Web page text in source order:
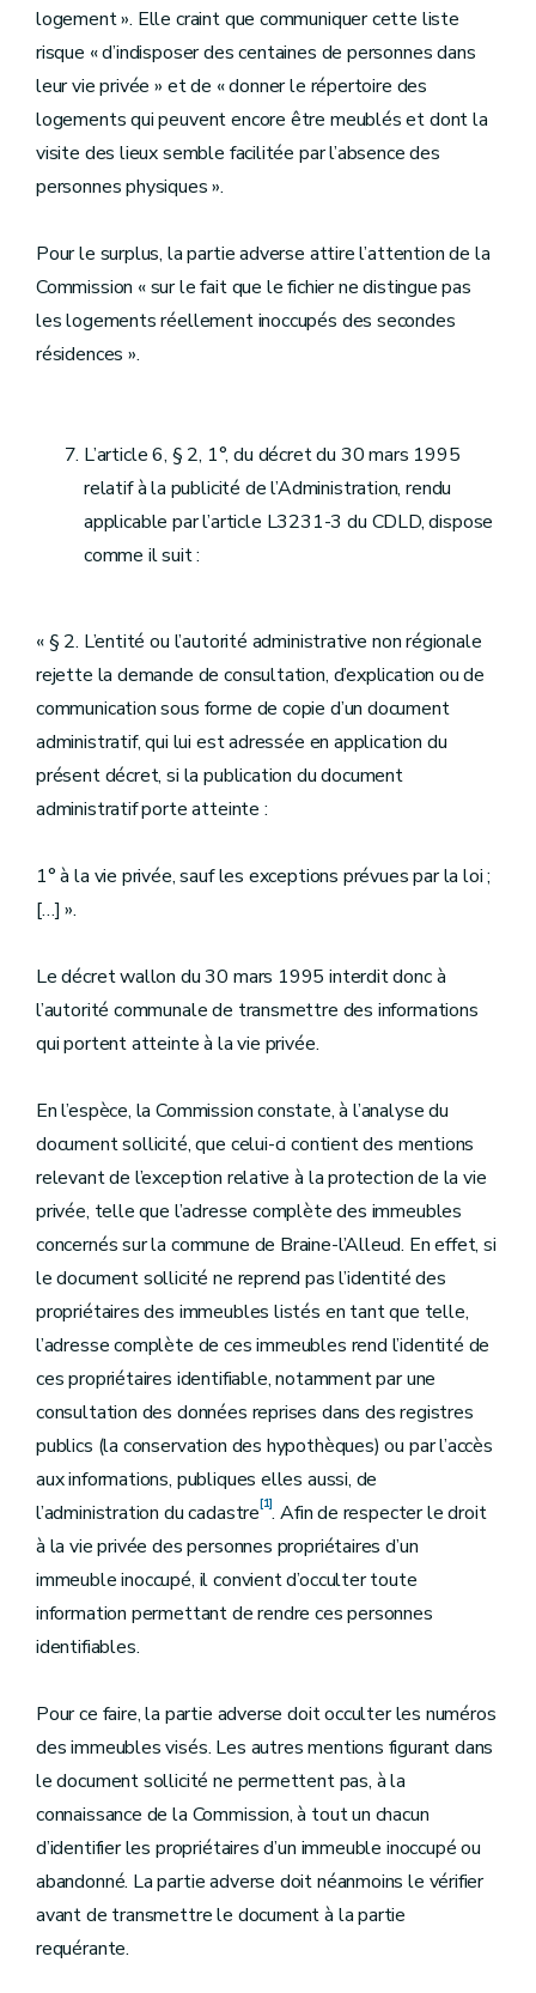
logement ». Elle craint que communiquer cette liste
risque « d’indisposer des centaines de personnes dans
leur vie privée » et de « donner le répertoire des
logements qui peuvent encore être meublés et dont la
visite des lieux semble facilitée par l’absence des
personnes physiques ».
Pour le surplus, la partie adverse attire l’attention de la
Commission « sur le fait que le fichier ne distingue pas
les logements réellement inoccupés des secondes
résidences ».
L’article 6, § 2, 1°, du décret du 30 mars 1995
relatif à la publicité de l’Administration, rendu
applicable par l’article L3231-3 du CDLD, dispose
comme il suit :
« § 2. L’entité ou l’autorité administrative non régionale
rejette la demande de consultation, d’explication ou de
communication sous forme de copie d’un document
administratif, qui lui est adressée en application du
présent décret, si la publication du document
administratif porte atteinte :
1° à la vie privée, sauf les exceptions prévues par la loi ;
[…] ».
Le décret wallon du 30 mars 1995 interdit donc à
l’autorité communale de transmettre des informations
qui portent atteinte à la vie privée.
En l’espèce, la Commission constate, à l’analyse du
document sollicité, que celui-ci contient des mentions
relevant de l’exception relative à la protection de la vie
privée, telle que l’adresse complète des immeubles
concernés sur la commune de Braine-l’Alleud. En effet, si
le document sollicité ne reprend pas l’identité des
propriétaires des immeubles listés en tant que telle,
l’adresse complète de ces immeubles rend l’identité de
ces propriétaires identifiable, notamment par une
consultation des données reprises dans des registres
publics (la conservation des hypothèques) ou par l’accès
aux informations, publiques elles aussi, de
l’administration du cadastre[1]. Afin de respecter le droit
à la vie privée des personnes propriétaires d’un
immeuble inoccupé, il convient d’occulter toute
information permettant de rendre ces personnes
identifiables.
Pour ce faire, la partie adverse doit occulter les numéros
des immeubles visés. Les autres mentions figurant dans
le document sollicité ne permettent pas, à la
connaissance de la Commission, à tout un chacun
d’identifier les propriétaires d’un immeuble inoccupé ou
abandonné. La partie adverse doit néanmoins le vérifier
avant de transmettre le document à la partie
requérante.